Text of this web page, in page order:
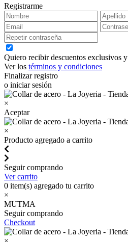
Registrarme
Quiero recibir descuentos exclusivos
Ver los términos y condiciones
Finalizar registro
o iniciar sesión
×
Aceptar
×
Producto agregado a carrito
Seguir comprando
Ver carrito
0 item(s) agregado tu carrito
×
MUTMA
Seguir comprando
Checkout